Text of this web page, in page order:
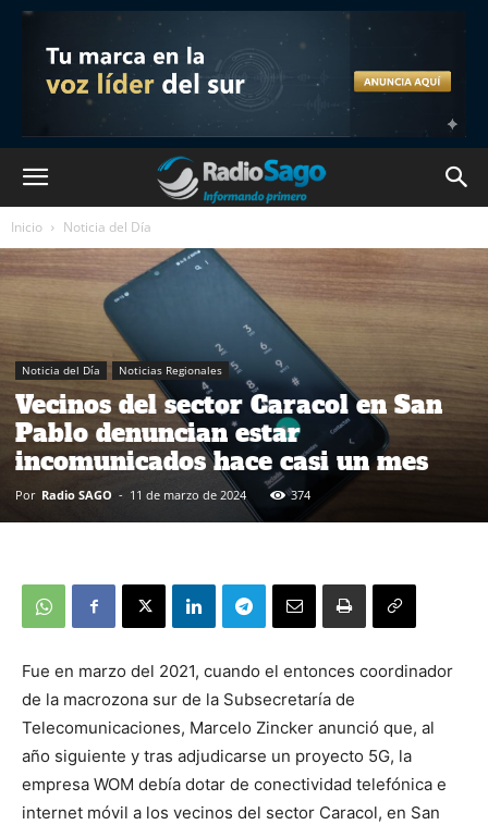
Inicio Noticia del Día
Noticia del Día Noticias Regionales
Vecinos del sector Caracol en San
Pablo denuncian estar
incomunicados hace casi un mes
Por Radio SAGO - 11 de marzo de 2024 374
Fue en marzo del 2021, cuando el entonces coordinador
de la macrozona sur de la Subsecretaría de
Telecomunicaciones, Marcelo Zincker anunció que, al
año siguiente y tras adjudicarse un proyecto 5G, la
empresa WOM debía dotar de conectividad telefónica e
internet móvil a los vecinos del sector Caracol, en San